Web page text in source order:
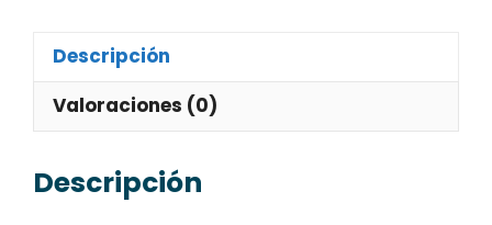
Descripción
Valoraciones (0)
Descripción